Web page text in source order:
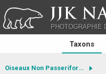
JJK
PHOTOGRAPHIE
Taxons
Oiseaux Non Passeriformes